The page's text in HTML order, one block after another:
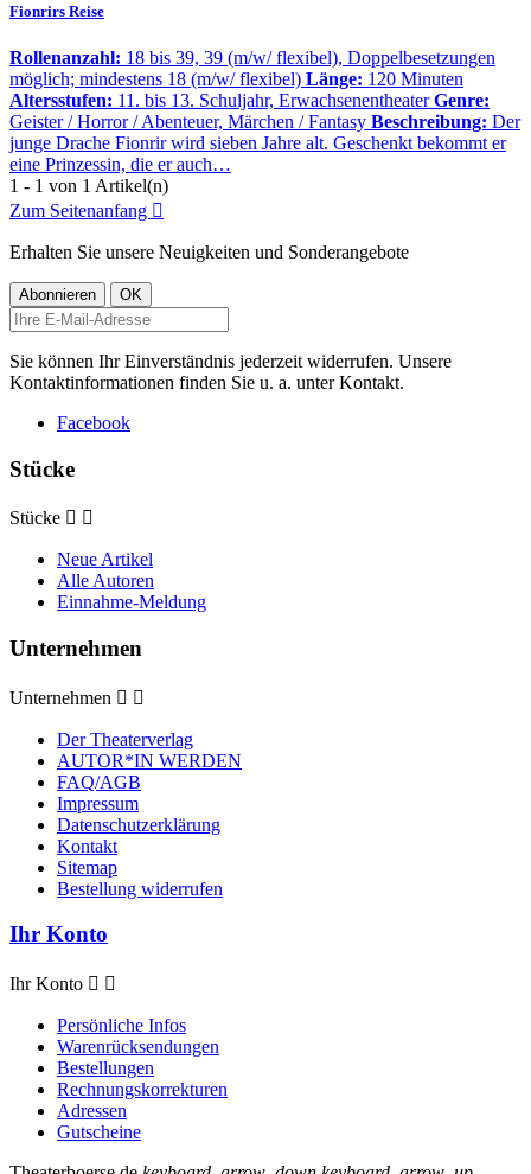
Fionrirs Reise
Rollenanzahl: 18 bis 39, 39 (m/w/ flexibel), Doppelbesetzungen
möglich; mindestens 18 (m/w/ flexibel) Länge: 120 Minuten
Altersstufen: 11. bis 13. Schuljahr, Erwachsenentheater Genre:
Geister / Horror / Abenteuer, Märchen / Fantasy Beschreibung: Der
junge Drache Fionrir wird sieben Jahre alt. Geschenkt bekommt er
eine Prinzessin, die er auch…
1 - 1 von 1 Artikel(n)
Zum Seitenanfang 
Erhalten Sie unsere Neuigkeiten und Sonderangebote
Sie können Ihr Einverständnis jederzeit widerrufen. Unsere
Kontaktinformationen finden Sie u. a. unter Kontakt.
Facebook
Stücke
Stücke  
Neue Artikel
Alle Autoren
Einnahme-Meldung
Unternehmen
Unternehmen  
Der Theaterverlag
AUTOR*IN WERDEN
FAQ/AGB
Impressum
Datenschutzerklärung
Kontakt
Sitemap
Bestellung widerrufen
Ihr Konto
Ihr Konto  
Persönliche Infos
Warenrücksendungen
Bestellungen
Rechnungskorrekturen
Adressen
Gutscheine